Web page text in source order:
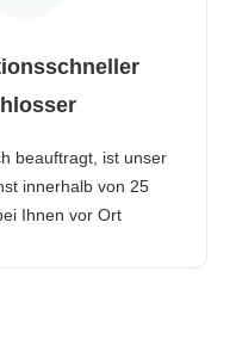
beauftragt, ist unser
innerhalb von 25
Ihnen vor Ort